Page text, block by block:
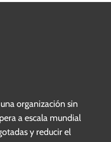
organización sin
a escala mundial
y reducir el